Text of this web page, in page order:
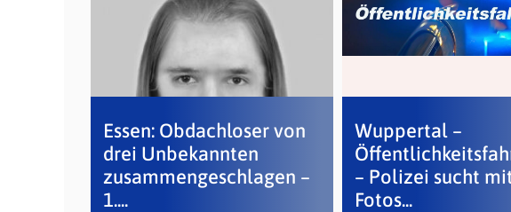
Essen: Obdachloser von
drei Unbekannten
zusammengeschlagen –
1....
Wuppertal –
– Polizei sucht
Fotos...